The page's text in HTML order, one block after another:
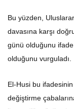
Bu yüzden,
davasına karşı
günü olduğunu
olduğunu vurguladı.
El-Husi bu ifadesinin
değiştirme